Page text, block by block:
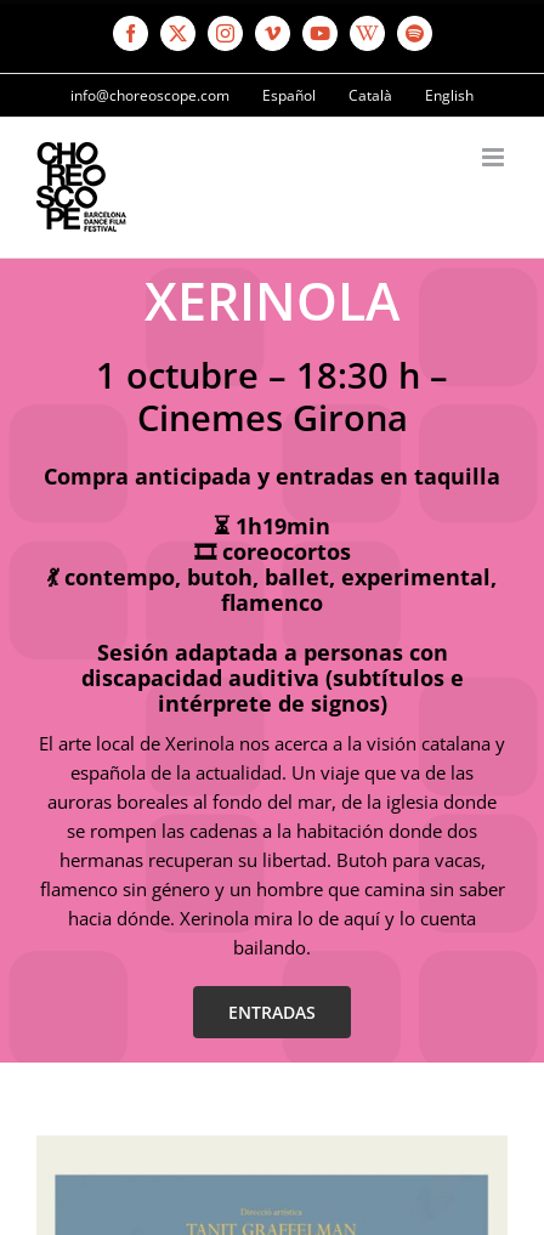
contenido
Facebook
X InstagramVimeoYouTubeWikipediaSpotify
info@choreoscope.com Español Català English
XERINOLA
1 octubre – 18:30 h –
Cinemes Girona
Compra anticipada y entradas en taquilla
⏳ 1h19min
🎞️ coreocortos
💃 contempo, butoh, ballet, experimental,
flamenco
Sesión adaptada a personas con
discapacidad auditiva (subtítulos e
intérprete de signos)
El arte local de Xerinola nos acerca a la visión catalana y
española de la actualidad. Un viaje que va de las
auroras boreales al fondo del mar, de la iglesia donde
se rompen las cadenas a la habitación donde dos
hermanas recuperan su libertad. Butoh para vacas,
flamenco sin género y un hombre que camina sin saber
hacia dónde. Xerinola mira lo de aquí y lo cuenta
bailando.
ENTRADAS